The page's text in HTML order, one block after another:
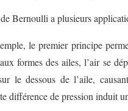
Bernoulli a plusieurs
le premier principe
formes des ailes, l’air se
le dessous de l’aile,
différence de pression induit